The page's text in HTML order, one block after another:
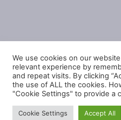
Política de privacidad
Política de cookies
We use cookies on our
relevant experience by
and repeat visits. By clicking
the use of ALL the cookies.
"Cookie Settings" to provide a
Cookie Settings Accept All